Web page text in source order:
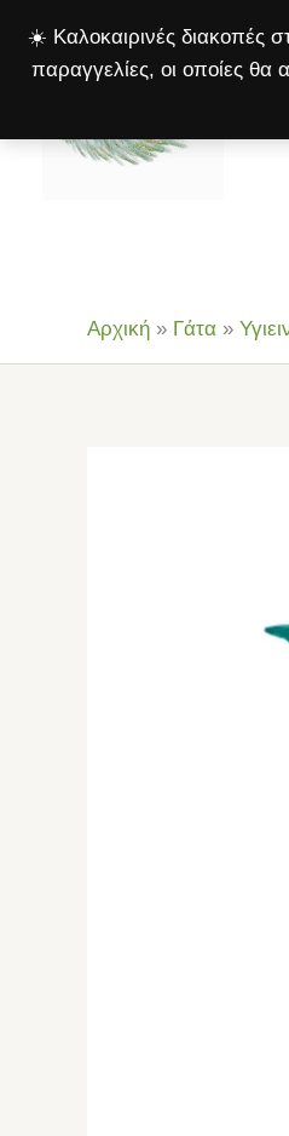
☀️ Καλοκαιρινές διακοπές
παραγγελίες, οι οποίες
περιεχόμενο
Αρχική » Γάτα »